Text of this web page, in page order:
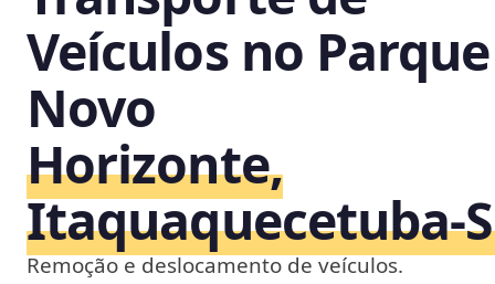
Veículos no Parque
Novo
Horizonte,
Remoção e deslocamento de veículos.